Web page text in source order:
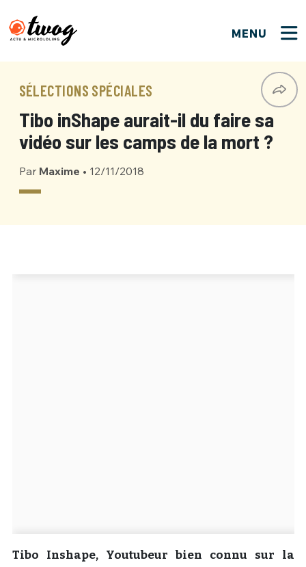
MENU
SÉLECTIONS SPÉCIALES
Tibo inShape aurait-il du faire sa
vidéo sur les camps de la mort ?
Par Maxime • 12/11/2018
Tibo Inshape, Youtubeur bien connu sur la
Bienvenue !
PSEUDO*
EMAIL*
Connexion
PSEUDO
VOTRE PARTICIPATION
Que souhaitez-vous proposer ?
Quelques tweets
C'EST PARTI